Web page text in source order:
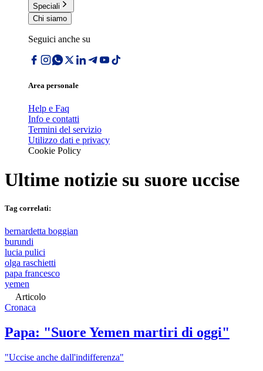
Speciali
Chi siamo
Seguici anche su
Area personale
Help e Faq
Info e contatti
Termini del servizio
Utilizzo dati e privacy
Cookie Policy
Ultime notizie su suore uccise
Tag correlati:
bernardetta boggian
burundi
lucia pulici
olga raschietti
papa francesco
yemen
Articolo
Cronaca
Papa: "Suore Yemen martiri di oggi"
"Uccise anche dall'indifferenza"